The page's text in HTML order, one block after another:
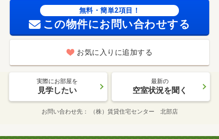
無料・簡単2項目！
この物件にお問い合わせする
お気に入りに追加する
実際にお部屋を
見学したい
最新の
空室状況を聞く
お問い合わせ先 （株）賃貸住宅センター 北部店